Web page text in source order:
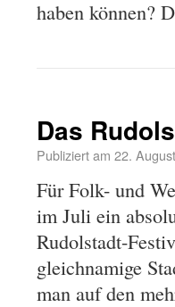
haben können?
Das
Publiziert am 22.
Für Folk- und
im Juli ein
Rudolstadt-
gleichnamige
man auf den